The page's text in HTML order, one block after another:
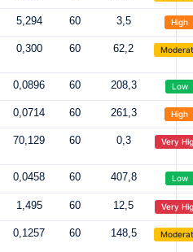
5,294 60 3,5 High
0,300 60 62,2
0,0896 60 208,3 Low
0,0714 60 261,3 High
70,129 60 0,3 Very
0,0458 60 407,8 Low
1,495 60 12,5 Very
0,1257 60 148,5